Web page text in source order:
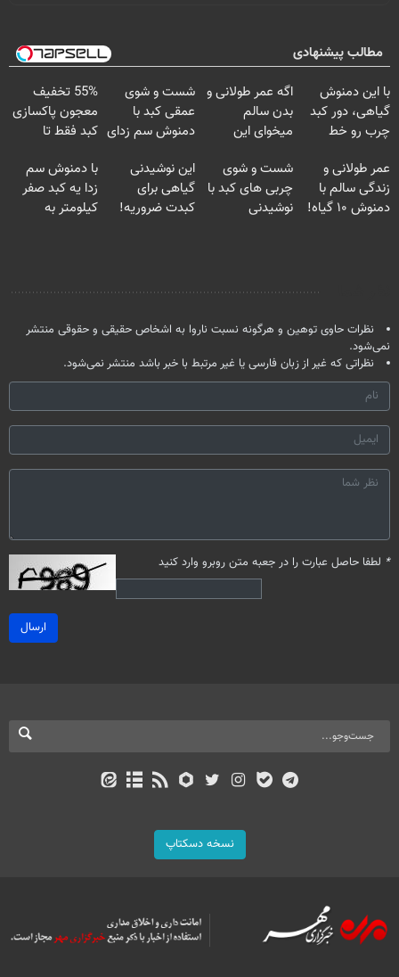
مطالب پیشنهادی
با این دمنوش
گیاهی، دور کبد
چرب رو خط
اگه عمر طولانی و
بدن سالم
میخوای این
تخفیف بخر
شست و شوی
عمقی کبد با
دمنوش سم زدای
55% تخفیف
معجون پاکسازی
کبد فقط تا
عمر طولانی و
زندگی سالم با
دمنوش ۱۰ گیاه!
شست و شوی
چربی های کبد با
نوشیدنی
این نوشیدنی
گیاهی برای
کبدت ضروریه!
با دمنوش سم
زدا یه کبد صفر
کیلومتر به
نظرات حاوی توهین و هرگونه نسبت ناروا به اشخاص حقیقی و حقوقی منتشر
نمی‌شود.
نظراتی که غیر از زبان فارسی یا غیر مرتبط با خبر باشد منتشر نمی‌شود.
* لطفا حاصل عبارت را در جعبه متن روبرو وارد کنید
ارسال
نسخه دسکتاپ